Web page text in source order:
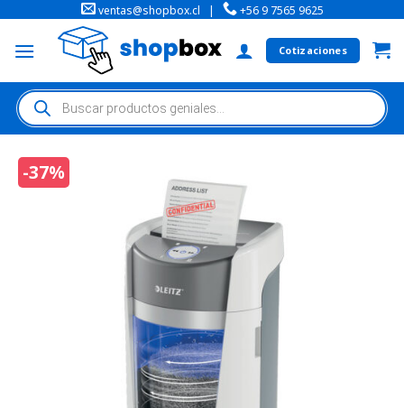
ventas@shopbox.cl | +56 9 7565 9625
Cotizaciones
-37%